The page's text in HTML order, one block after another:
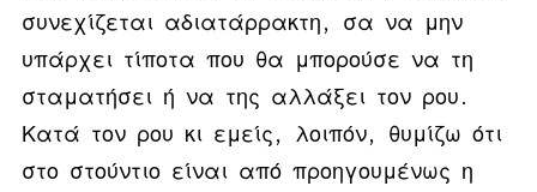
συνεχίζεται αδιατάρρακτη, σα να μην
υπάρχει τίποτα που θα μπορούσε να τη
σταματήσει ή να της αλλάξει τον ρου.
Κατά τον ρου κι εμείς, λοιπόν, θυμίζω ότι
στο στούντιο είναι από προηγουμένως η